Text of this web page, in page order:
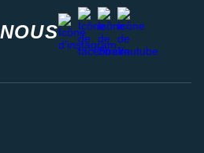
instagram
facebook
stravayoutube